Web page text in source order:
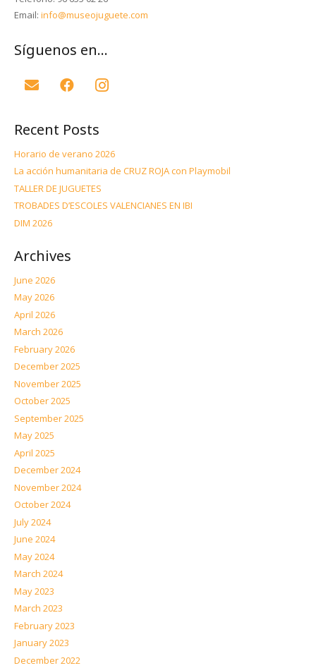
Email: info@museojuguete.com
Síguenos en…
Recent Posts
Horario de verano 2026
La acción humanitaria de CRUZ ROJA con Playmobil
TALLER DE JUGUETES
TROBADES D’ESCOLES VALENCIANES EN IBI
DIM 2026
Archives
June 2026
May 2026
April 2026
March 2026
February 2026
December 2025
November 2025
October 2025
September 2025
May 2025
April 2025
December 2024
November 2024
October 2024
July 2024
June 2024
May 2024
March 2024
May 2023
March 2023
February 2023
January 2023
December 2022